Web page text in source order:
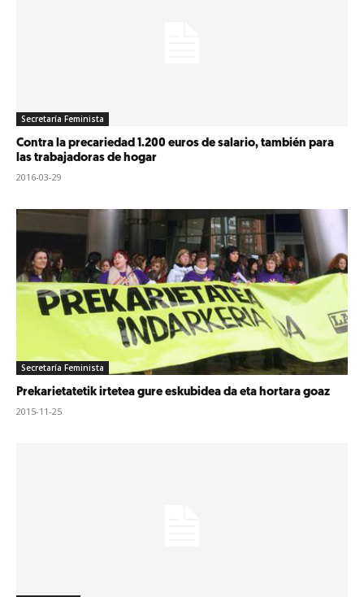
Secretaría Feminista
Contra la precariedad 1.200 euros de salario, también para
las trabajadoras de hogar
2016-03-29
Secretaría Feminista
Prekarietatetik irtetea gure eskubidea da eta hortara goaz
2015-11-25